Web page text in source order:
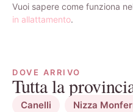
Vuoi sapere come funziona
in allattamento.
DOVE ARRIVO
Tutta la
Canelli Nizza